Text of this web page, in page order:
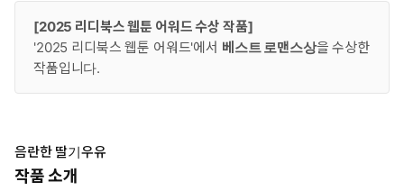
[2025 리디북스 웹툰 어워드 수상 작품]
'2025 리디북스 웹툰 어워드'에서 베스트 로맨스상을 수상한
작품입니다.
음란한 딸기우유
작품 소개